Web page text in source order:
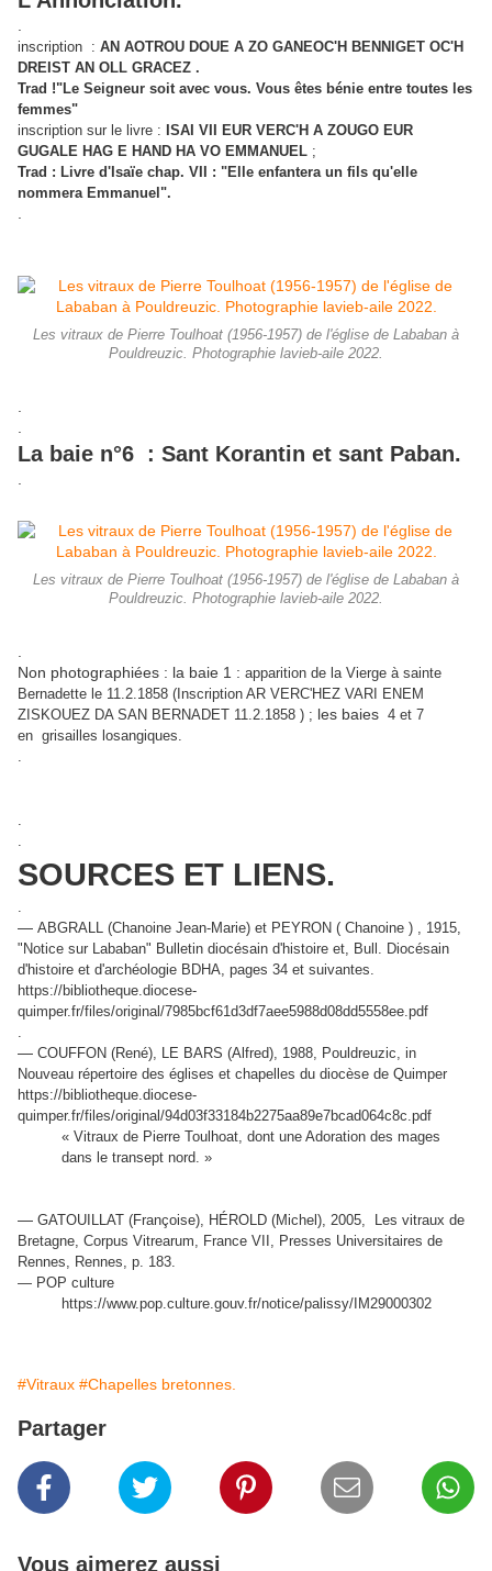
inscription : AN AOTROU DOUE A ZO GANEOC'H BENNIGET OC'H
DREIST AN OLL GRACEZ .
Trad !"Le Seigneur soit avec vous. Vous êtes bénie entre toutes les
femmes"
inscription sur le livre : ISAI VII EUR VERC'H A ZOUGO EUR
GUGALE HAG E HAND HA VO EMMANUEL ;
Trad : Livre d'Isaïe chap. VII : "Elle enfantera un fils qu'elle
nommera Emmanuel".
Les vitraux de Pierre Toulhoat (1956-1957) de l'église de Lababan à
Pouldreuzic. Photographie lavieb-aile 2022.
La baie n°6 : Sant Korantin et sant Paban.
Les vitraux de Pierre Toulhoat (1956-1957) de l'église de Lababan à
Pouldreuzic. Photographie lavieb-aile 2022.
Non photographiées : la baie 1 : apparition de la Vierge à sainte
Bernadette le 11.2.1858 ( Inscription AR VERC'HEZ VARI ENEM
ZISKOUEZ DA SAN BERNADET 11.2.1858 ) ; les baies 4 et 7
en grisailles losangiques.
.
.
.
SOURCES ET LIENS.
.
— ABGRALL (Chanoine Jean-Marie) et PEYRON ( Chanoine ) , 1915,
"Notice sur Lababan" Bulletin diocésain d'histoire et, Bull. Diocésain
d'histoire et d'archéologie BDHA, pages 34 et suivantes.
https://bibliotheque.diocese-
quimper.fr/files/original/7985bcf61d3df7aee5988d08dd5558ee.pdf
.
— COUFFON (René), LE BARS (Alfred), 1988, Pouldreuzic, in
Nouveau répertoire des églises et chapelles du diocèse de Quimper
https://bibliotheque.diocese-
quimper.fr/files/original/94d03f33184b2275aa89e7bcad064c8c.pdf
« Vitraux de Pierre Toulhoat, dont une Adoration des mages
dans le transept nord. »
— GATOUILLAT (Françoise), HÉROLD (Michel), 2005, Les vitraux de
Bretagne, Corpus Vitrearum, France VII, Presses Universitaires de
Rennes, Rennes, p. 183.
— POP culture
https://www.pop.culture.gouv.fr/notice/palissy/IM29000302
#Vitraux #Chapelles bretonnes.
Partager
Vous aimerez aussi